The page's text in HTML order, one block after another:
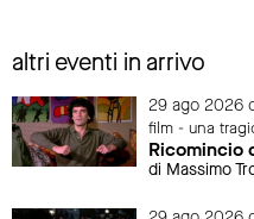
altri eventi in arrivo
29 ago 2026
film - una
Ricomincio
di Massimo